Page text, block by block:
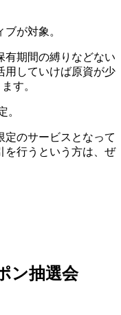
が対象。
有期間の縛りなどない
用していけば原資が少
す。
。
定のサービスとなって
を行うという方は、ぜ
ン抽選会